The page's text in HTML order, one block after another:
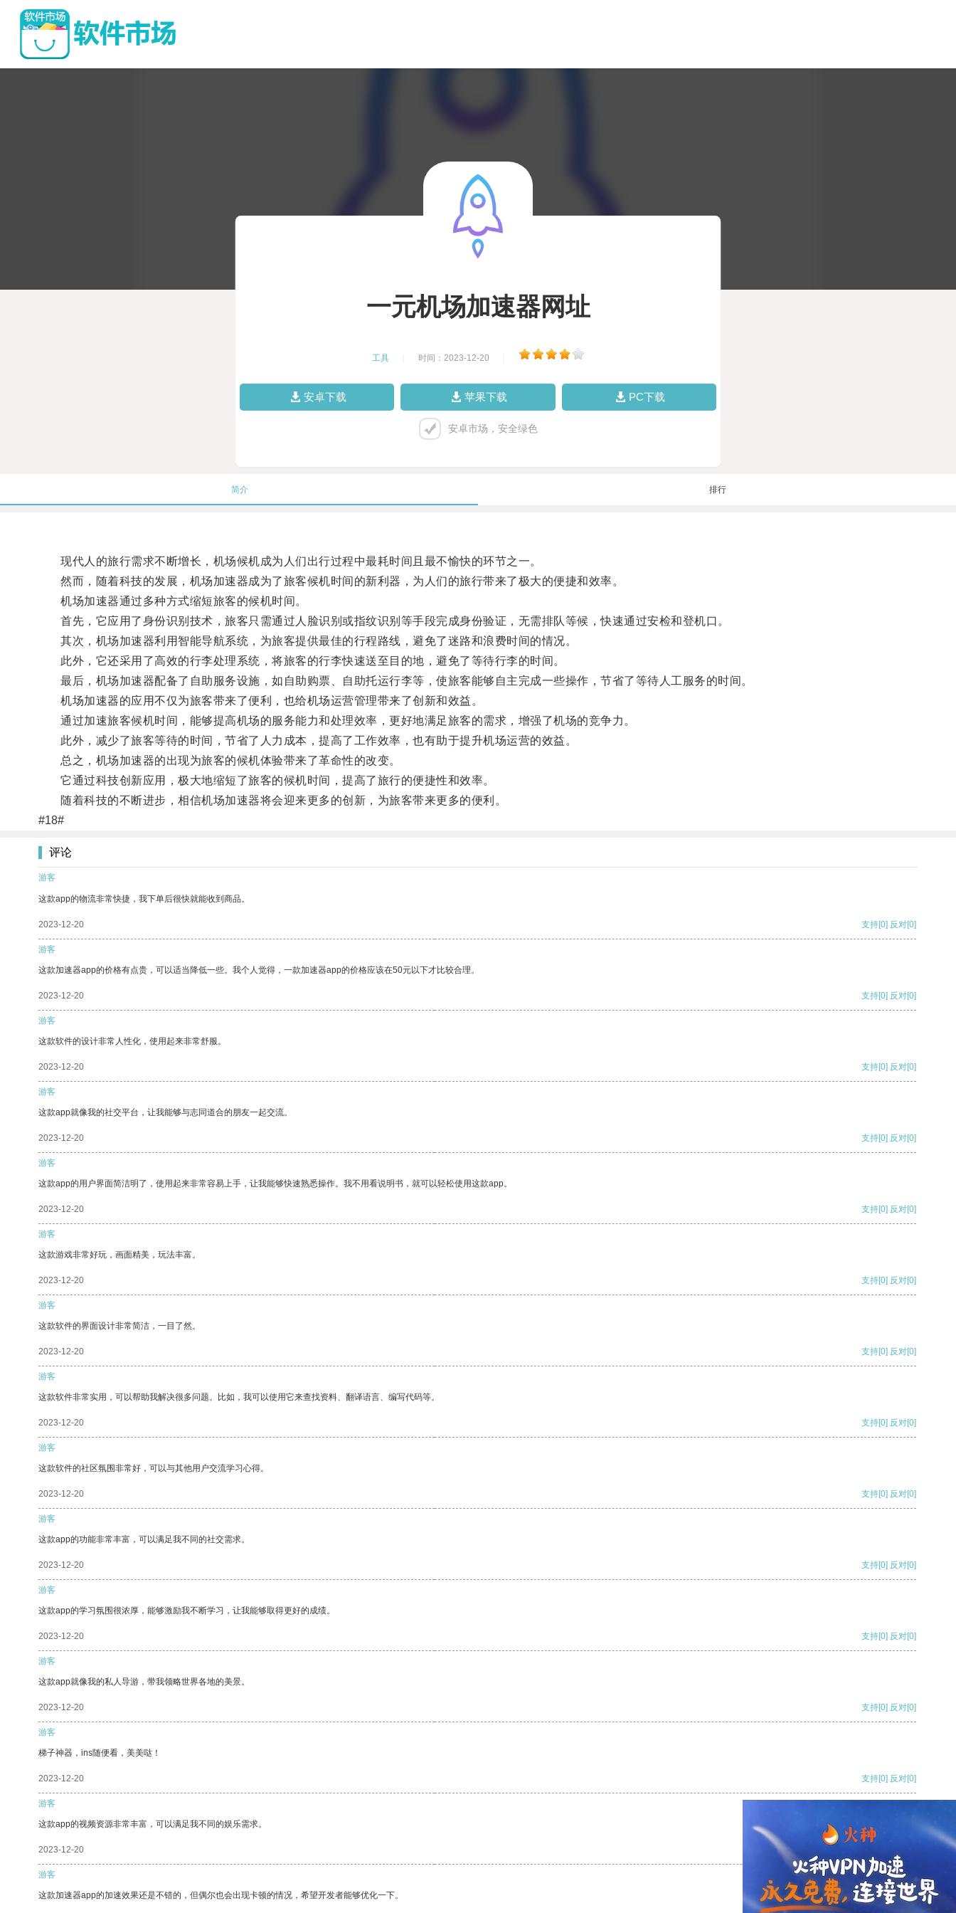
一元机场加速器网址
工具 时间：2023-12-20
安卓下载 苹果下载 PC下载
安卓市场，安全绿色
简介 排行
现代人的旅行需求不断增长，机场候机成为人们出行过程中最耗时间且最不愉快的环节之一。
然而，随着科技的发展，机场加速器成为了旅客候机时间的新利器，为人们的旅行带来了极大的便捷和效率。
机场加速器通过多种方式缩短旅客的候机时间。
首先，它应用了身份识别技术，旅客只需通过人脸识别或指纹识别等手段完成身份验证，无需排队等候，快速通过安检和登机口。
其次，机场加速器利用智能导航系统，为旅客提供最佳的行程路线，避免了迷路和浪费时间的情况。
此外，它还采用了高效的行李处理系统，将旅客的行李快速送至目的地，避免了等待行李的时间。
最后，机场加速器配备了自助服务设施，如自助购票、自助托运行李等，使旅客能够自主完成一些操作，节省了等待人工服务的时间。
机场加速器的应用不仅为旅客带来了便利，也给机场运营管理带来了创新和效益。
通过加速旅客候机时间，能够提高机场的服务能力和处理效率，更好地满足旅客的需求，增强了机场的竞争力。
此外，减少了旅客等待的时间，节省了人力成本，提高了工作效率，也有助于提升机场运营的效益。
总之，机场加速器的出现为旅客的候机体验带来了革命性的改变。
它通过科技创新应用，极大地缩短了旅客的候机时间，提高了旅行的便捷性和效率。
随着科技的不断进步，相信机场加速器将会迎来更多的创新，为旅客带来更多的便利。
#18#
评论
游客
这款app的物流非常快捷，我下单后很快就能收到商品。
2023-12-20 支持[0] 反对[0]
游客
这款加速器app的价格有点贵，可以适当降低一些。我个人觉得，一款加速器app的价格应该在50元以下才比较合理。
2023-12-20 支持[0] 反对[0]
游客
这款软件的设计非常人性化，使用起来非常舒服。
2023-12-20 支持[0] 反对[0]
游客
这款app就像我的社交平台，让我能够与志同道合的朋友一起交流。
2023-12-20 支持[0] 反对[0]
游客
这款app的用户界面简洁明了，使用起来非常容易上手，让我能够快速熟悉操作。我不用看说明书，就可以轻松使用这款app。
2023-12-20 支持[0] 反对[0]
游客
这款游戏非常好玩，画面精美，玩法丰富。
2023-12-20 支持[0] 反对[0]
游客
这款软件的界面设计非常简洁，一目了然。
2023-12-20 支持[0] 反对[0]
游客
这款软件非常实用，可以帮助我解决很多问题。比如，我可以使用它来查找资料、翻译语言、编写代码等。
2023-12-20 支持[0] 反对[0]
游客
这款软件的社区氛围非常好，可以与其他用户交流学习心得。
2023-12-20 支持[0] 反对[0]
游客
这款app的功能非常丰富，可以满足我不同的社交需求。
2023-12-20 支持[0] 反对[0]
游客
这款app的学习氛围很浓厚，能够激励我不断学习，让我能够取得更好的成绩。
2023-12-20 支持[0] 反对[0]
游客
这款app就像我的私人导游，带我领略世界各地的美景。
2023-12-20 支持[0] 反对[0]
游客
梯子神器，ins随便看，美美哒！
2023-12-20 支持[0] 反对[0]
游客
这款app的视频资源非常丰富，可以满足我不同的娱乐需求。
2023-12-20
游客
这款加速器app的加速效果还是不错的，但偶尔也会出现卡顿的情况，希望开发者能够优化一下。